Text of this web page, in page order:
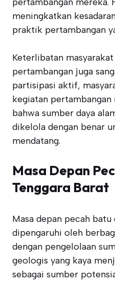
meningkatkan
praktik pertambangan
Keterlibatan
pertambangan juga
partisipasi aktif,
kegiatan
bahwa sumber daya
dikelola dengan benar
mendatang.
Masa Depan
Tenggara Barat
Masa depan pecah batu
dipengaruhi oleh
dengan pengelolaan
geologis yang kaya
sebagai sumber